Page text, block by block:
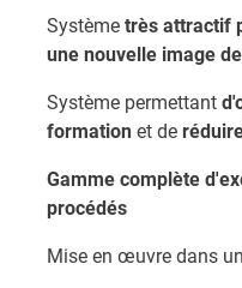
Système très attractif
une nouvelle image
Système permettant
formation et de
Gamme complète
procédés
Mise en œuvre dans